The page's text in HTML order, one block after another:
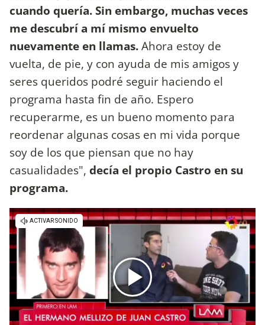
cuando quería. Sin embargo, muchas veces
me descubrí a mí mismo envuelto
nuevamente en llamas.Ahora estoy de
vuelta, de pie, y con ayuda de mis amigos y
seres queridos podré seguir haciendo el
programa hasta fin de año. Espero
recuperarme, es un bueno momento para
reordenar algunas cosas en mi vida porque
soy de los que piensan que no hay
casualidades", decía el propio Castro en su
programa.